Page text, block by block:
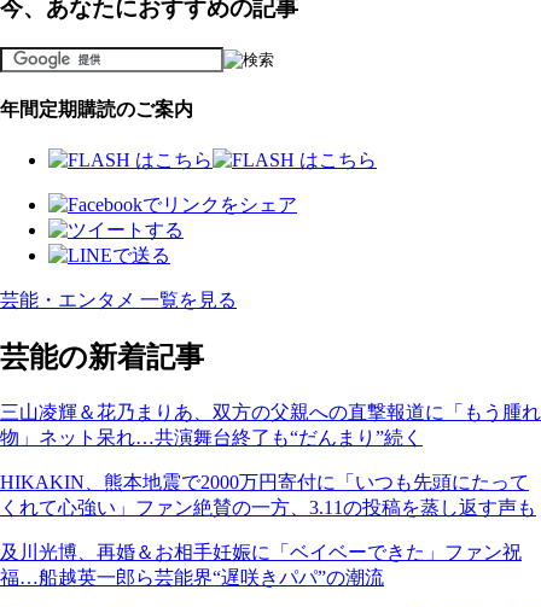
今、あなたにおすすめの記事
年間定期購読のご案内
芸能・エンタメ 一覧を見る
芸能の新着記事
三山凌輝＆花乃まりあ、双方の父親への直撃報道に「もう腫れ
物」ネット呆れ…共演舞台終了も“だんまり”続く
HIKAKIN、熊本地震で2000万円寄付に「いつも先頭にたって
くれて心強い」ファン絶賛の一方、3.11の投稿を蒸し返す声も
及川光博、再婚＆お相手妊娠に「ベイベーできた」ファン祝
福…船越英一郎ら芸能界“遅咲きパパ”の潮流